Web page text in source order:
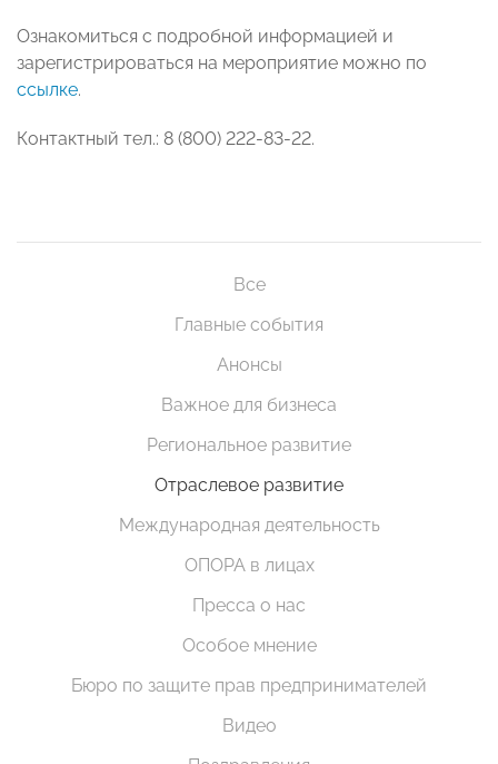
Ознакомиться с подробной информацией и
зарегистрироваться на мероприятие можно по
ссылке.
Контактный тел.: 8 (800) 222-83-22.
Все
Главные события
Анонсы
Важное для бизнеса
Региональное развитие
Отраслевое развитие
Международная деятельность
ОПОРА в лицах
Пресса о нас
Особое мнение
Бюро по защите прав предпринимателей
Видео